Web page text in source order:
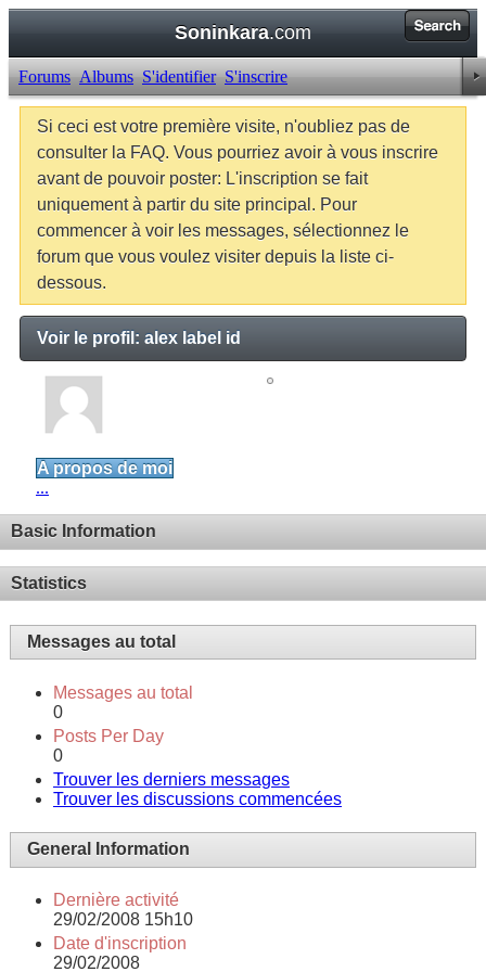
Soninkara.com
Forums Albums S'identifier S'inscrire
Si ceci est votre première visite, n'oubliez pas de
consulter la FAQ. Vous pourriez avoir à vous inscrire
avant de pouvoir poster: L'inscription se fait
uniquement à partir du site principal. Pour
commencer à voir les messages, sélectionnez le
forum que vous voulez visiter depuis la liste ci-
dessous.
Voir le profil: alex label id
A propos de moi
...
Basic Information
Statistics
Messages au total
Messages au total
0
Posts Per Day
0
Trouver les derniers messages
Trouver les discussions commencées
General Information
Dernière activité
29/02/2008 15h10
Date d'inscription
29/02/2008